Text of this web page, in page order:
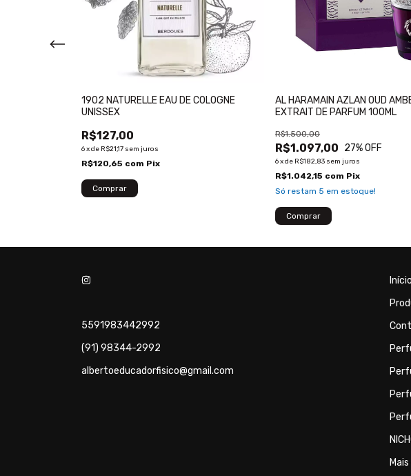
1902 NATURELLE EAU DE COLOGNE
UNISSEX
R$127,00
6xde R$21,17 sem juros
R$120,65 com Pix
AL HARAMAIN AZLAN OUD
EXTRAIT DE PARFUM 100ML
R$1.097,00
R$1.500,00
27% OFF
6xde R$182,83 sem juros
R$1.042,15 com Pix
Só restam 5 em estoque!
5591983442992
(91) 98344-2992
albertoeducadorfisico@gmail.com
Início